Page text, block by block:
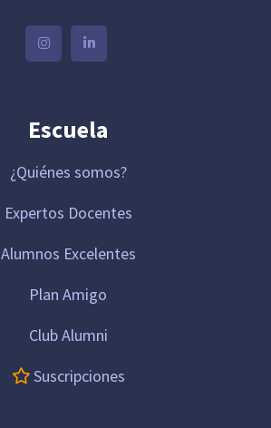
Escuela
¿Quiénes somos?
Expertos Docentes
Alumnos Excelentes
Plan Amigo
Club Alumni
Suscripciones